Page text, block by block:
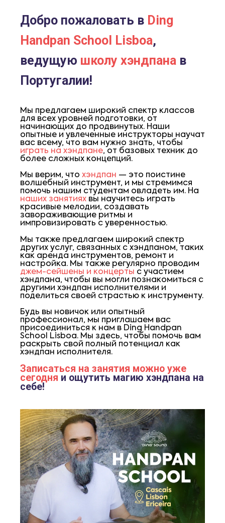
Добро пожаловать в Ding
Handpan School Lisboa,
ведущую школу хэндпана в
Португалии!
Мы предлагаем широкий спектр классов
для всех уровней подготовки, от
начинающих до продвинутых. Наши
опытные и увлеченные инструкторы научат
вас всему, что вам нужно знать, чтобы
играть на хэндпане, от базовых техник до
более сложных концепций.
Мы верим, что хэндпан — это поистине
волшебный инструмент, и мы стремимся
помочь нашим студентам овладеть им. На
наших занятиях вы научитесь играть
красивые мелодии, создавать
завораживающие ритмы и
импровизировать с уверенностью.
Мы также предлагаем широкий спектр
других услуг, связанных с хэндпаном, таких
как аренда инструментов, ремонт и
настройка. Мы также регулярно проводим
джем-сейшены и концерты с участием
хэндпана, чтобы вы могли познакомиться с
другими хэндпан исполнителями и
поделиться своей страстью к инструменту.
Будь вы новичок или опытный
профессионал, мы приглашаем вас
присоединиться к нам в Ding Handpan
School Lisboa. Мы здесь, чтобы помочь вам
раскрыть свой полный потенциал как
хэндпан исполнителя.
Записаться на занятия можно уже
сегодня и ощутить магию хэндпана на
себе!